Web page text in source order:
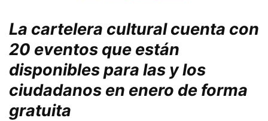
La cartelera cultural cuenta con
20 eventos que están
disponibles para las y los
ciudadanos en enero de forma
gratuita